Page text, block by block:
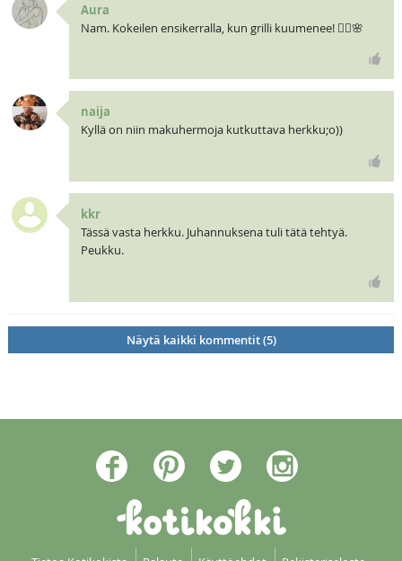
Aura
Nam. Kokeilen ensikerralla, kun grilli kuumenee! 🧝‍♀️🌸
naija
Kyllä on niin makuhermoja kutkuttava herkku;o))
kkr
Tässä vasta herkku. Juhannuksena tuli tätä tehtyä.
Peukku.
Näytä kaikki kommentit (5)